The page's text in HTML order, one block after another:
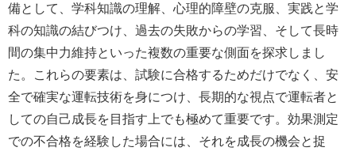
備として、学科知識の理解、心理的障壁の克服、実践と学
科の知識の結びつけ、過去の失敗からの学習、そして長時
間の集中力維持といった複数の重要な側面を探求しまし
た。これらの要素は、試験に合格するためだけでなく、安
全で確実な運転技術を身につけ、長期的な視点で運転者と
しての自己成長を目指す上でも極めて重要です。効果測定
での不合格を経験した場合には、それを成長の機会と捉